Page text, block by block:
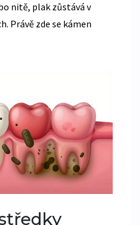
nitě, plak zůstává v
Právě zde se kámen